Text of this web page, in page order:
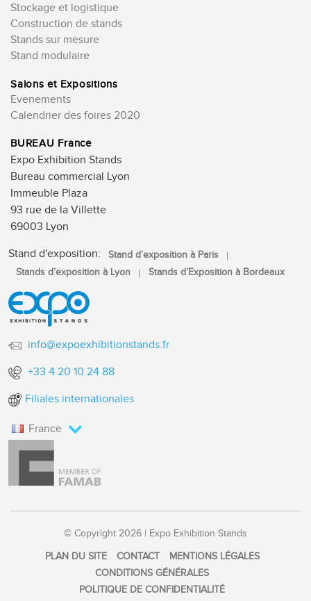
Stockage et logistique
Construction de stands
Stands sur mesure
Stand modulaire
Salons et Expositions
Evenements
Calendrier des foires 2020
BUREAU France
Expo Exhibition Stands
Bureau commercial Lyon
Immeuble Plaza
93 rue de la Villette
69003 Lyon
Stand d'exposition:
Stand d’exposition à Paris
Stands d’exposition à Lyon
Stands d’Exposition à Bordeaux
info@expoexhibitionstands.fr
+33 4 20 10 24 88
Filiales internationales
France
© Copyright 2026 | Expo Exhibition Stands
PLAN DU SITE CONTACT
MENTIONS LÉGALES
CONDITIONS GÉNÉRALES
POLITIQUE DE CONFIDENTIALITÉ